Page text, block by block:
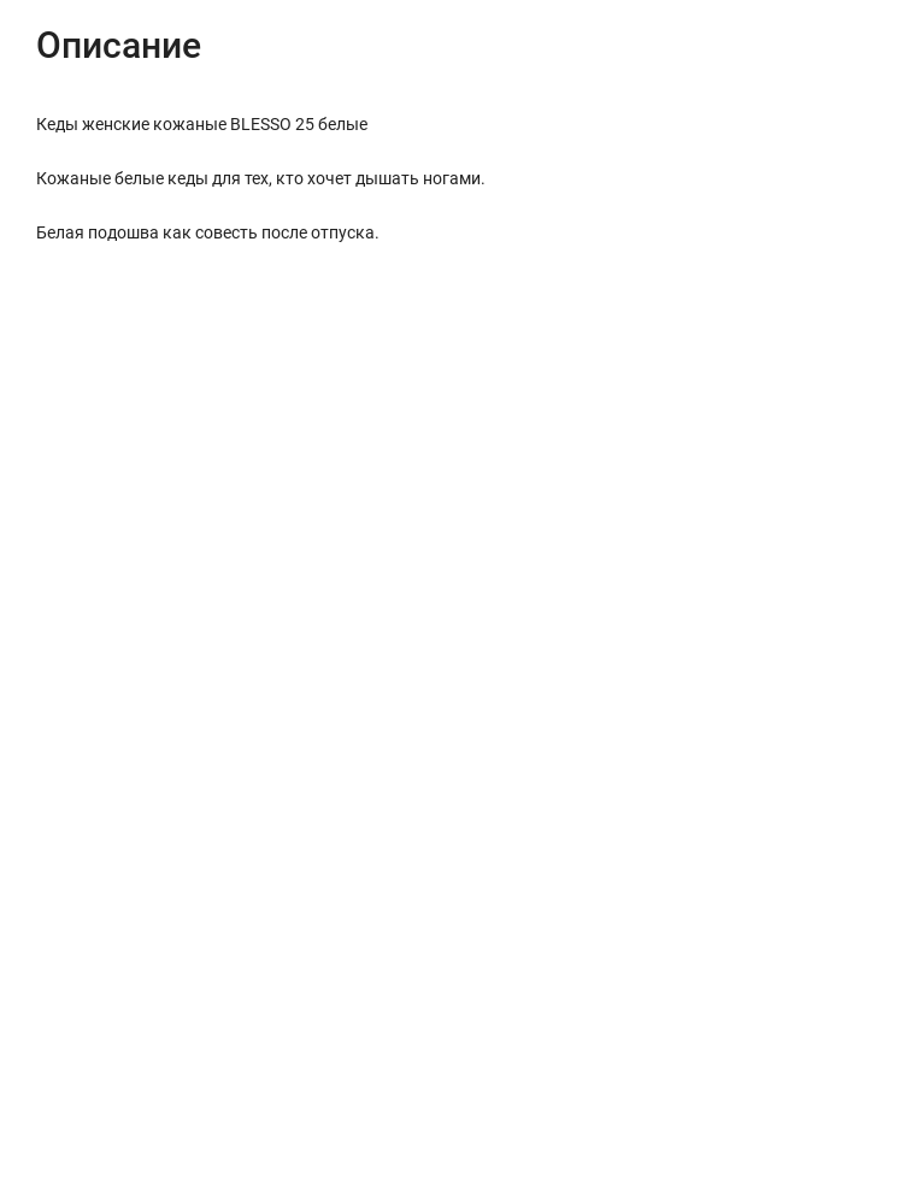
Описание
Кеды женские кожаные BLESSO 25 белые
Кожаные белые кеды для тех, кто хочет дышать ногами.
Белая подошва как совесть после отпуска.